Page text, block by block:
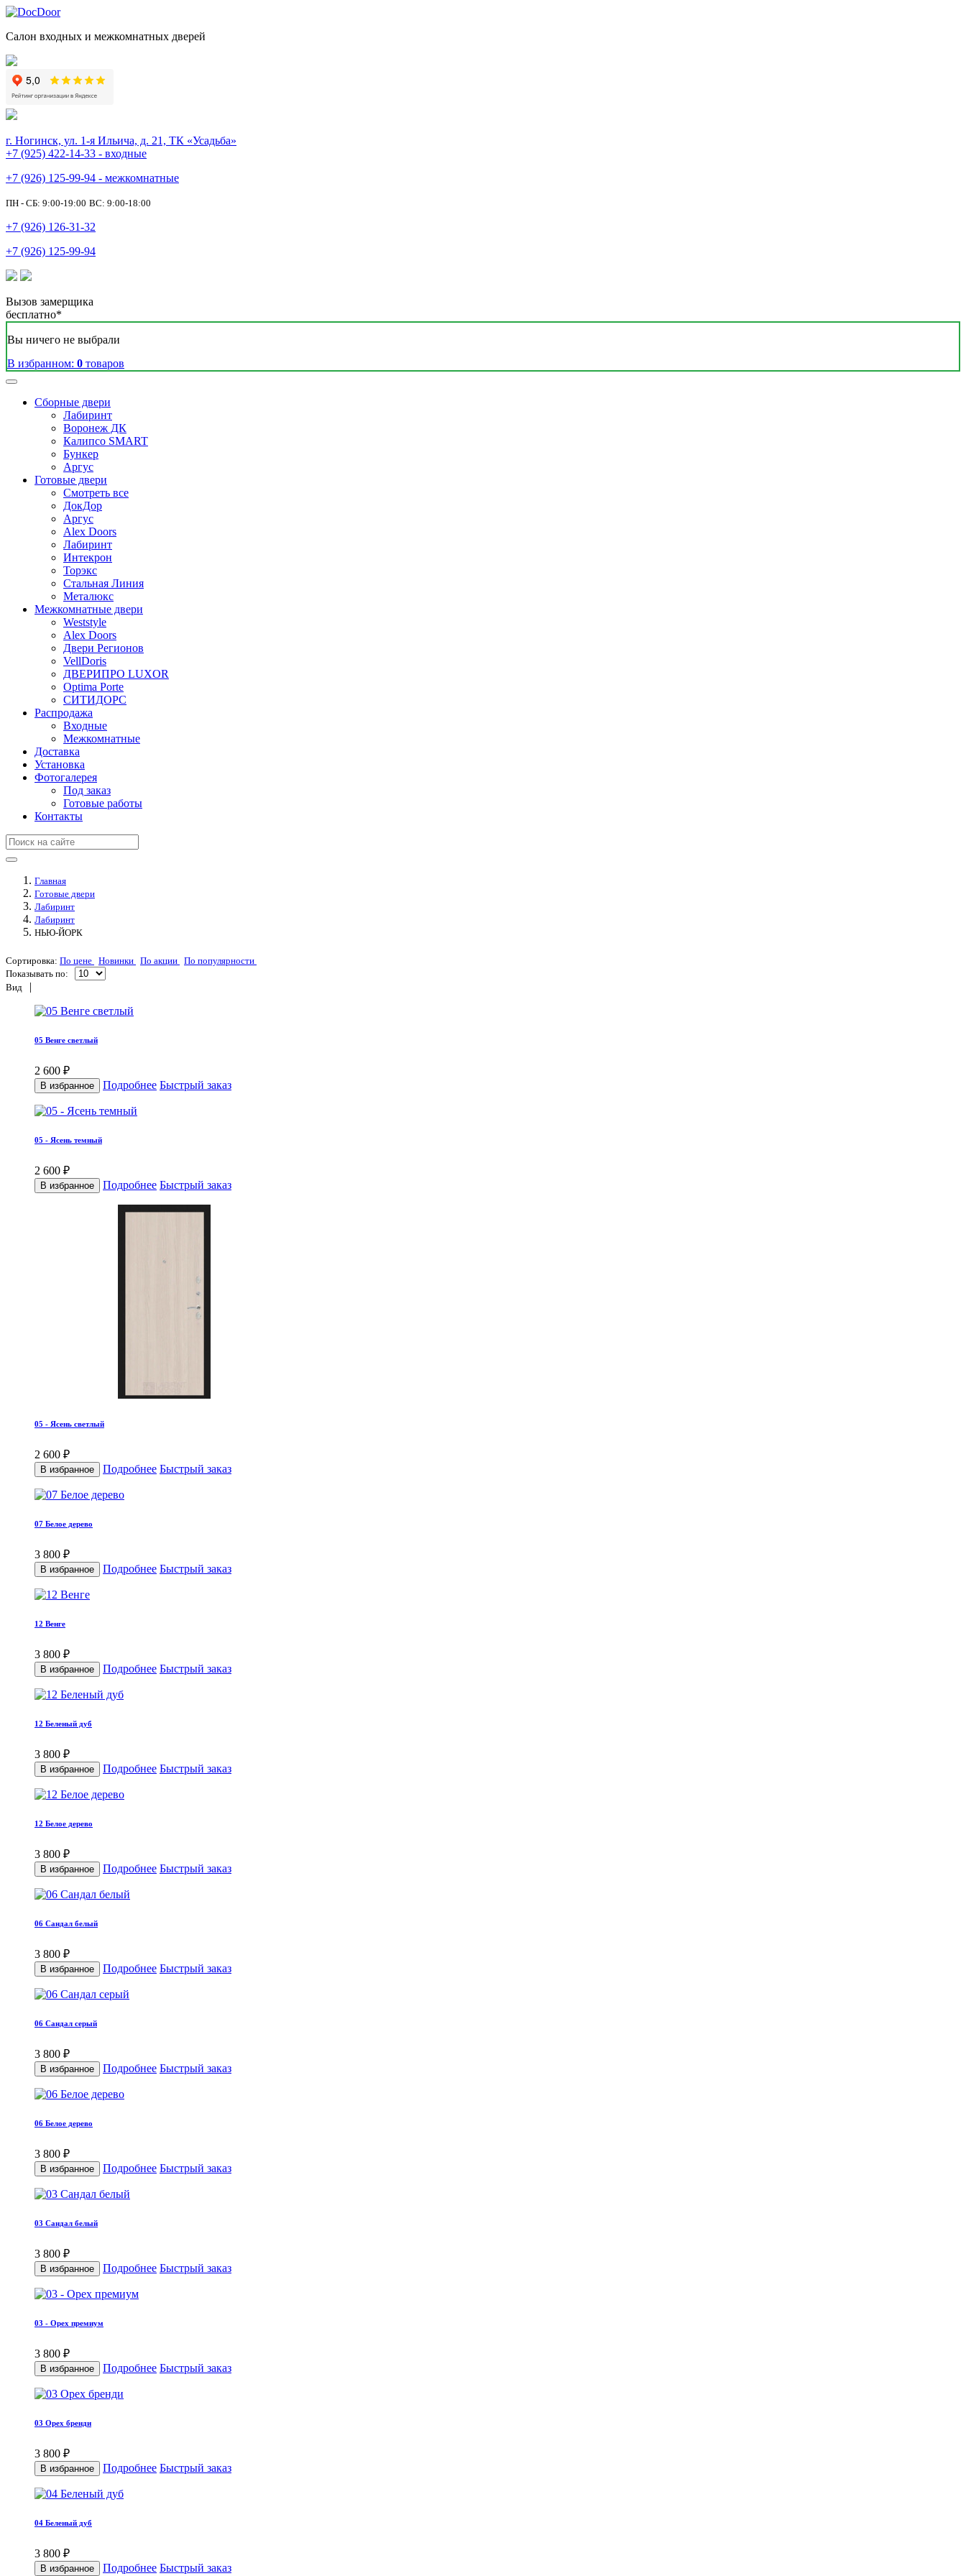
Салон входных и межкомнатных дверей
г. Ногинск, ул. 1-я Ильича, д. 21, ТК «Усадьба»
+7 (925) 422-14-33 - входные
+7 (926) 125-99-94 - межкомнатные
ПН - СБ: 9:00-19:00 ВС: 9:00-18:00
+7 (926) 126-31-32
+7 (926) 125-99-94
Вызов замерщика
бесплатно*
Вы ничего не выбрали
В избранном: 0 товаров
Сборные двери
Лабиринт
Воронеж ДК
Калипсо SMART
Бункер
Аргус
Готовые двери
Смотреть все
ДокДор
Аргус
Alex Doors
Лабиринт
Интекрон
Торэкс
Стальная Линия
Металюкс
Межкомнатные двери
Weststyle
Alex Doors
Двери Регионов
VellDoris
ДВЕРИПРО LUXOR
Optima Porte
СИТИДОРС
Распродажа
Входные
Межкомнатные
Доставка
Установка
Фотогалерея
Под заказ
Готовые работы
Контакты
Главная
Готовые двери
Лабиринт
Лабиринт
НЬЮ-ЙОРК
Сортировка: По цене Новинки По акции По популярности
Показывать по:
Вид
|
05 Венге светлый
2 600 ₽
В избранное Подробнее Быстрый заказ
05 - Ясень темный
2 600 ₽
В избранное Подробнее Быстрый заказ
05 - Ясень светлый
2 600 ₽
В избранное Подробнее Быстрый заказ
07 Белое дерево
3 800 ₽
В избранное Подробнее Быстрый заказ
12 Венге
3 800 ₽
В избранное Подробнее Быстрый заказ
12 Беленый дуб
3 800 ₽
В избранное Подробнее Быстрый заказ
12 Белое дерево
3 800 ₽
В избранное Подробнее Быстрый заказ
06 Сандал белый
3 800 ₽
В избранное Подробнее Быстрый заказ
06 Сандал серый
3 800 ₽
В избранное Подробнее Быстрый заказ
06 Белое дерево
3 800 ₽
В избранное Подробнее Быстрый заказ
03 Сандал белый
3 800 ₽
В избранное Подробнее Быстрый заказ
03 - Орех премиум
3 800 ₽
В избранное Подробнее Быстрый заказ
03 Орех бренди
3 800 ₽
В избранное Подробнее Быстрый заказ
04 Беленый дуб
3 800 ₽
В избранное Подробнее Быстрый заказ